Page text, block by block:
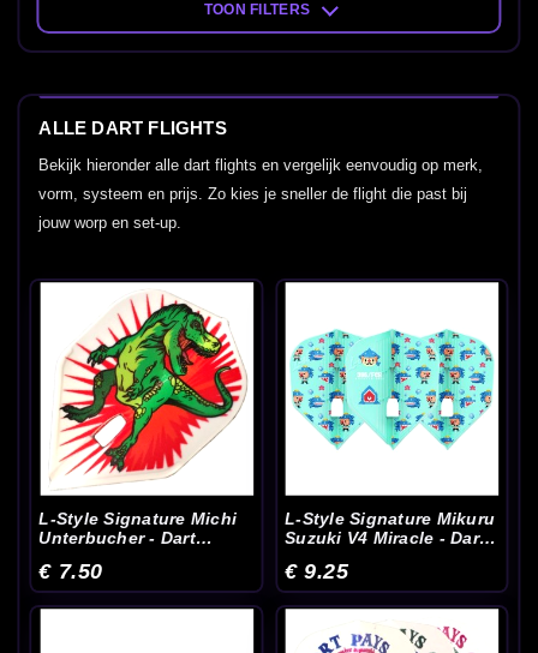
TOON FILTERS
ALLE DART FLIGHTS
Bekijk hieronder alle dart flights en vergelijk eenvoudig op merk,
vorm, systeem en prijs. Zo kies je sneller de flight die past bij
jouw worp en set-up.
L-Style Signature Michi
Unterbucher - Dart
€ 7.50
L-Style Signature Mikuru
Suzuki V4 Miracle - Dart
€ 9.25